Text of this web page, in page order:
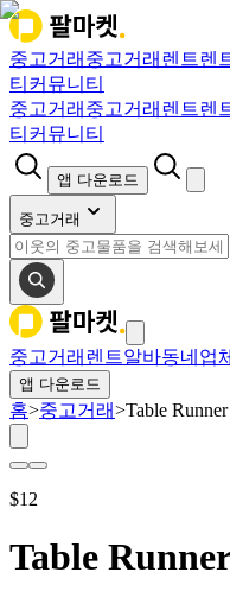
중고거래 중고거래 렌트렌
티 커뮤니티
중고거래 중고거래 렌트렌
티 커뮤니티
앱 다운로드
중고거래
중고거래 렌트알바동네업체
앱 다운로드
홈>중고거래>Table
$12
Table